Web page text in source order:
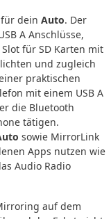
für dein Auto. Der
A Anschlüsse,
für SD Karten mit
und zugleich
praktischen
mit einem USB A
die Bluetooth
tätigen.
sowie MirrorLink
Apps nutzen wie
Audio Radio
auf dem